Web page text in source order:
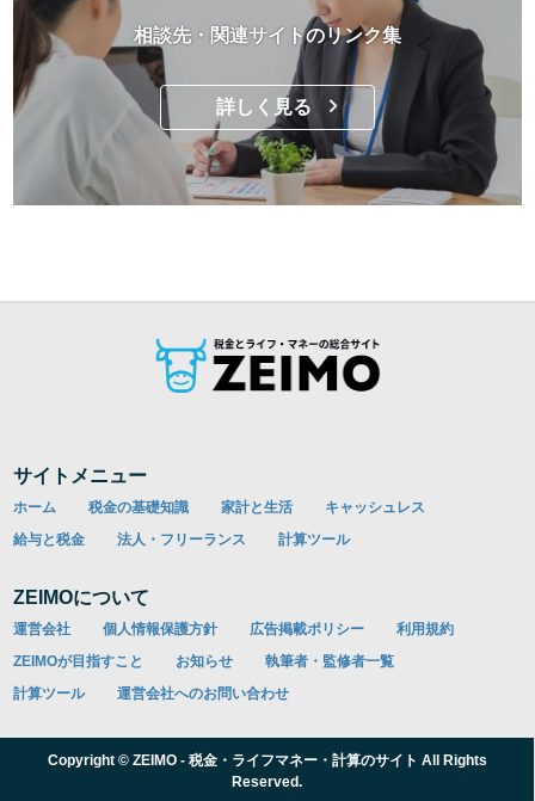
相談先・関連サイトのリンク集
詳しく見る
サイトメニュー
ホーム 税金の基礎知識 家計と生活
キャッシュレス
給与と税金
法人・フリーランス 計算ツール
ZEIMOについて
運営会社 個人情報保護方針 広告掲載ポリシー
利用規約
ZEIMOが目指すこと
お知らせ
執筆者・監修者一覧
計算ツール
運営会社へのお問い合わせ
Copyright © ZEIMO - 税金・ライフマネー・計算のサイト All Rights
Reserved.